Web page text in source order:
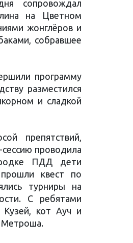
сопровождал
на Цветном
жонглёров и
собравшее
программу
разместился
и сладкой
препятствий,
проводила
ПДД дети
квест по
турниры на
С ребятами
кот Ауч и
Метроша.